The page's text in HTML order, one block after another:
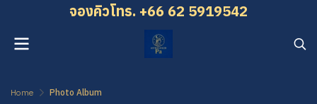
จองคิว โทร. +66 62 5919542
Home Photo Album